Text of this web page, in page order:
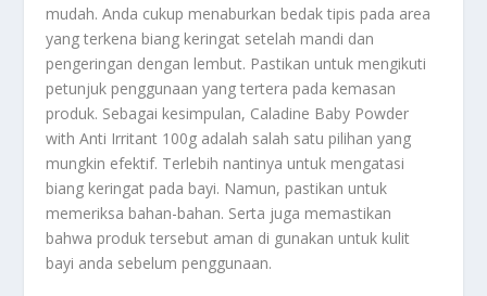
mudah. Anda cukup menaburkan bedak tipis pada area
yang terkena biang keringat setelah mandi dan
pengeringan dengan lembut. Pastikan untuk mengikuti
petunjuk penggunaan yang tertera pada kemasan
produk. Sebagai kesimpulan, Caladine Baby Powder
with Anti Irritant 100g adalah salah satu pilihan yang
mungkin efektif. Terlebih nantinya untuk mengatasi
biang keringat pada bayi. Namun, pastikan untuk
memeriksa bahan-bahan. Serta juga memastikan
bahwa produk tersebut aman di gunakan untuk kulit
bayi anda sebelum penggunaan.